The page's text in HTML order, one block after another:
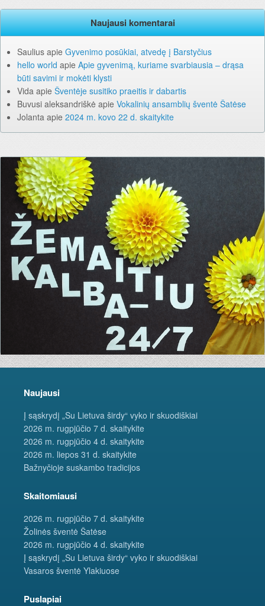
Naujausi komentarai
Saulius apie Gyvenimo posūkiai, atvedę į Barstyčius
hello world apie Apie gyvenimą, kuriame svarbiausia – drąsa
būti savimi ir mokėti klysti
Vida apie Šventėje susitiko praeitis ir dabartis
Buvusi aleksandriškė apie Vokalinių ansamblių šventė Šatėse
Jolanta apie 2024 m. kovo 22 d. skaitykite
Naujausi
Į sąskrydį „Su Lietuva širdy“ vyko ir skuodiškiai
2026 m. rugpjūčio 7 d. skaitykite
2026 m. rugpjūčio 4 d. skaitykite
2026 m. liepos 31 d. skaitykite
Bažnyčioje suskambo tradicijos
Skaitomiausi
2026 m. rugpjūčio 7 d. skaitykite
Žolinės šventė Šatėse
2026 m. rugpjūčio 4 d. skaitykite
Į sąskrydį „Su Lietuva širdy“ vyko ir skuodiškiai
Vasaros šventė Ylakiuose
Puslapiai